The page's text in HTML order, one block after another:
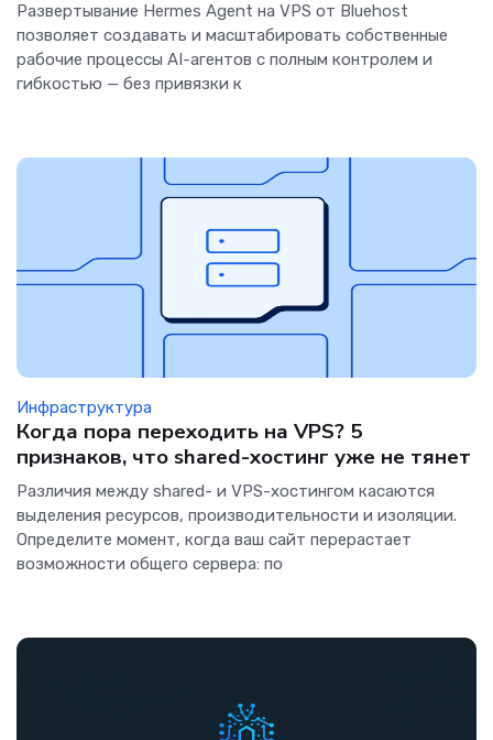
Развертывание Hermes Agent на VPS от Bluehost
позволяет создавать и масштабировать собственные
рабочие процессы AI-агентов с полным контролем и
гибкостью — без привязки к
Инфраструктура
Когда пора переходить на VPS? 5
признаков, что shared-хостинг уже не тянет
Различия между shared- и VPS-хостингом касаются
выделения ресурсов, производительности и изоляции.
Определите момент, когда ваш сайт перерастает
возможности общего сервера: по